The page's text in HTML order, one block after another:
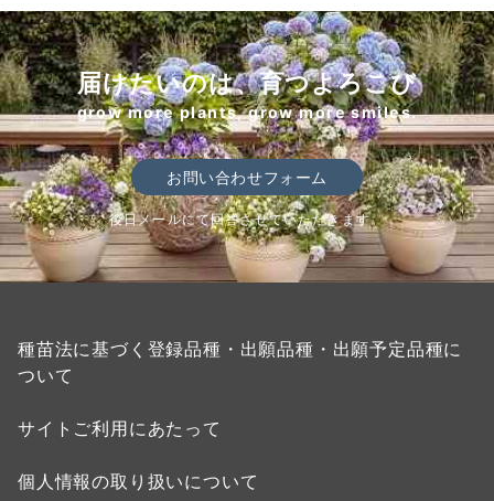
届けたいのは、育つよろこび
grow more plants, grow more smiles.
お問い合わせフォーム
後日メールにて回答させていただきます。
種苗法に基づく登録品種・出願品種・出願予定品種に
ついて
サイトご利用にあたって
個人情報の取り扱いについて